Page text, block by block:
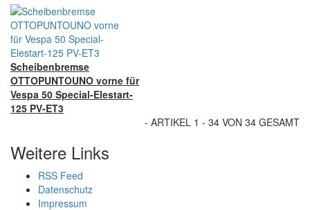
Scheibenbremse
OTTOPUNTOUNO vorne für
Vespa 50 Special-Elestart-
125 PV-ET3
- ARTIKEL 1 - 34 VON 34 GESAMT
Weitere Links
RSS Feed
Datenschutz
Impressum